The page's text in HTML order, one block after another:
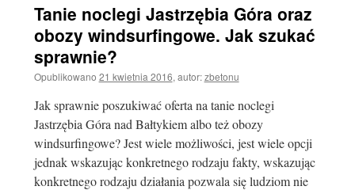
Tanie noclegi Jastrzębia Góra oraz
obozy windsurfingowe. Jak szukać
sprawnie?
Opublikowano 21 kwietnia 2016, autor: zbetonu
Jak sprawnie poszukiwać oferta na tanie noclegi
Jastrzębia Góra nad Bałtykiem albo też obozy
windsurfingowe? Jest wiele możliwości, jest wiele opcji
jednak wskazując konkretnego rodzaju fakty, wskazując
konkretnego rodzaju działania pozwala się ludziom nie